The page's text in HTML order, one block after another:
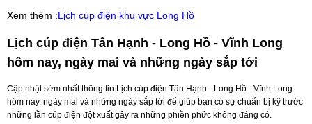
Xem thêm :Lịch cúp điện khu vực Long Hồ
Lịch cúp điện Tân Hạnh - Long Hồ - Vĩnh Long
hôm nay, ngày mai và những ngày sắp tới
Cập nhật sớm nhất thông tin Lịch cúp điện Tân Hạnh - Long Hồ - Vĩnh Long
hôm nay, ngày mai và những ngày sắp tới để giúp bạn có sự chuẩn bị kỹ trước
những lần cúp điện đột xuất gây ra những phiền phức không đáng có.